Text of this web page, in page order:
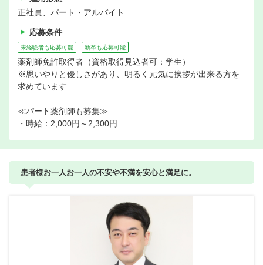
正社員、パート・アルバイト
応募条件
未経験者も応募可能 新卒も応募可能
薬剤師免許取得者（資格取得見込者可：学生）
※思いやりと優しさがあり、明るく元気に挨拶が出来る方を
求めています
≪パート薬剤師も募集≫
・時給：2,000円～2,300円
患者様お一人お一人の不安や不満を安心と満足に。